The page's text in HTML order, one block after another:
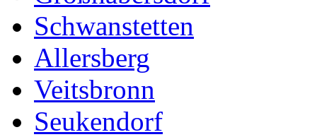
Schwanstetten
Allersberg
Veitsbronn
Seukendorf